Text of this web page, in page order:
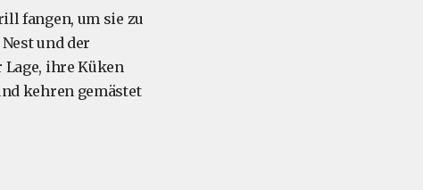
fangen, um sie zu
und der
ihre Küken
kehren gemästet